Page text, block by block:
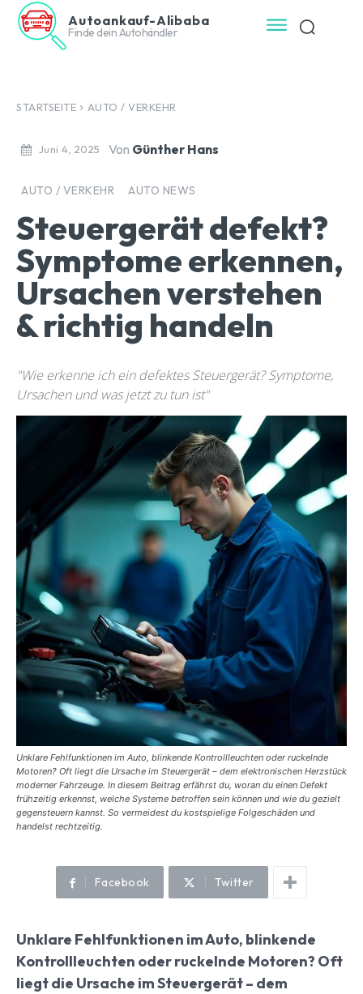
Autoankauf-Alibaba
Finde dein Autohändler
STARTSEITE AUTO / VERKEHR
Juni 4, 2025 Von Günther Hans
AUTO / VERKEHR AUTO NEWS
Steuergerät defekt?
Symptome erkennen,
Ursachen verstehen
& richtig handeln
"Wie erkenne ich ein defektes Steuergerät? Symptome,
Ursachen und was jetzt zu tun ist"
Unklare Fehlfunktionen im Auto, blinkende Kontrollleuchten oder ruckelnde
Motoren? Oft liegt die Ursache im Steuergerät – dem elektronischen Herzstück
moderner Fahrzeuge. In diesem Beitrag erfährst du, woran du einen Defekt
frühzeitig erkennst, welche Systeme betroffen sein können und wie du gezielt
gegensteuern kannst. So vermeidest du kostspielige Folgeschäden und
handelst rechtzeitig.
Facebook Twitter
Unklare Fehlfunktionen im Auto, blinkende
Kontrollleuchten oder ruckelnde Motoren? Oft
liegt die Ursache im Steuergerät – dem